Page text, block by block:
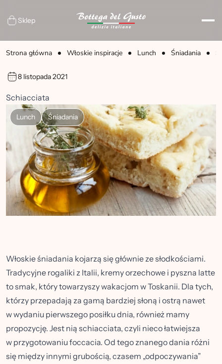
Sklep
Strona główna Włoskie inspiracje Lunch Śniadania
8 listopada 2021
Schiacciata
Lunch Śniadania
Włoskie śniadania kojarzą się głównie ze słodkościami.
Tradycyjne rogaliki z Italii, kremy orzechowe i pyszna latte
to smak, który towarzyszy wakacjom w Toskanii. Dla tych,
którzy przepadają za gamą bardziej słoną i ostrą nawet
w wydaniu pierwszego posiłku dnia, również mamy
propozycję. Jest nią schiacciata, czyli nieco łatwiejsza
w przygotowaniu foccacia. Od tego znanego dania różni
się między innymi grubością, czasem „odpoczywania”